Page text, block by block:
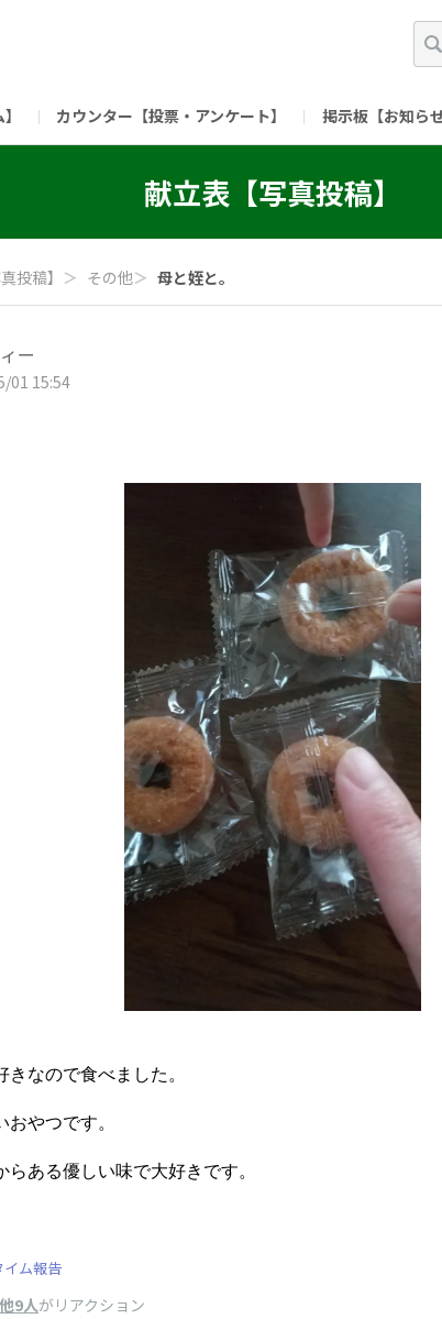
カウンター【投票・アンケート】 掲示板【お知らせ
（リンク）ピックルスコーポレーションHP
献立表【写真投稿】
投稿】 ＞ その他＞ 母と姪と。
ー
01 15:54
なので食べました。
やつです。
ある優しい味で大好きです。
イム報告
他9人がリアクション